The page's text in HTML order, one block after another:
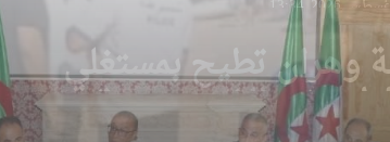
وهران تتجند غدا لحملة
كبرى لتنظيف مختلف